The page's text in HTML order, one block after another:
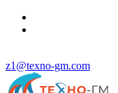
z1@texno-gm.com